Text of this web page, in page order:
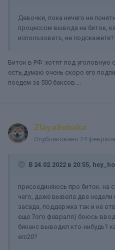
Девочки, пока ничего не
процессом вывода на биток,
использовать, не подскажете?
Биток в РФ хотят под уголовную
есть,думаю очень скоро его
поедем за 500 баксов....
ZlayaSobaka
Опубликовано 24
В 24.02.2022 в 20:55, hey_ho
присоединяюсь про биток. на
чего, даже вывела две недели
засада, поддержка так и не
еще 7ого февраля) боюсь
бинанс выводил кто-нибудь?
erc20?